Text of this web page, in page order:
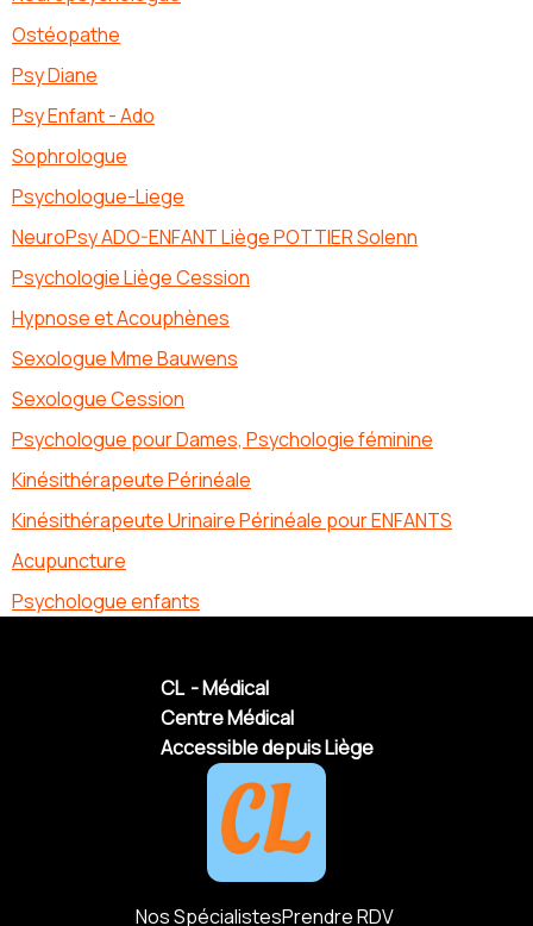
Ostéopathe
Psy Diane
Psy Enfant - Ado
Sophrologue
Psychologue-Liege
NeuroPsy ADO-ENFANT Liège POTTIER Solenn
Psychologie Liège Cession
Hypnose et Acouphènes
Sexologue Mme Bauwens
Sexologue Cession
Psychologue pour Dames, Psychologie féminine
Kinésithérapeute Périnéale
Kinésithérapeute Urinaire Périnéale pour ENFANTS
Acupuncture
Psychologue enfants
CL - Médical
Centre Médical
Accessible depuis Liège
Nos SpécialistesPrendre RDV